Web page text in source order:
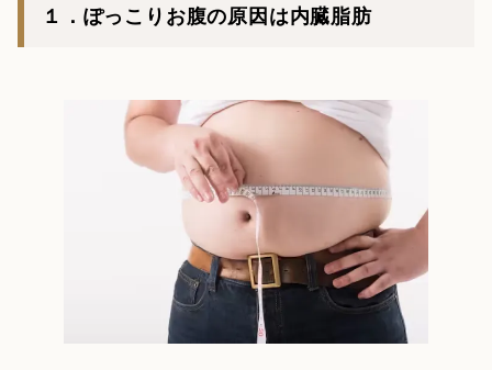
１．ぽっこりお腹の原因は内臓脂肪